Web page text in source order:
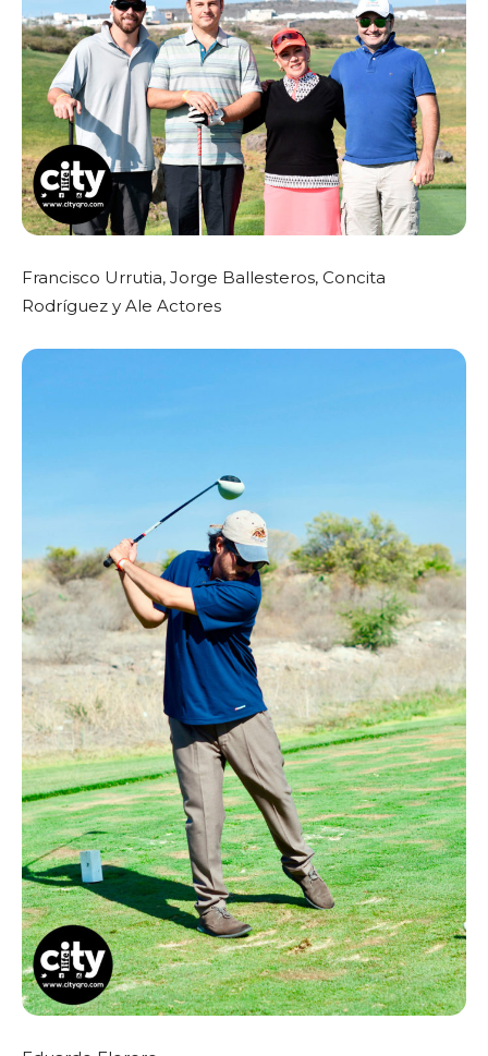
Francisco Urrutia, Jorge Ballesteros, Concita
Rodríguez y Ale Actores